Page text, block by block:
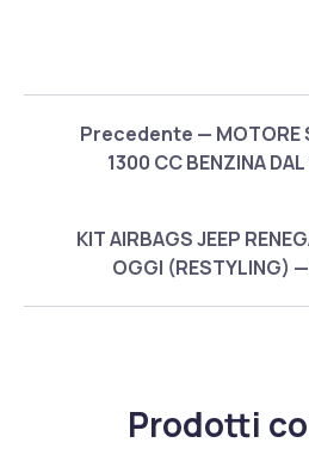
Precedente — MOTORE
1300 CC BENZINA
KIT AIRBAGS JEEP
OGGI (RESTYLING)
Prodotti